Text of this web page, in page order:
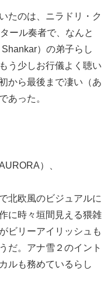
たのは、ニラドリ・ク
ール奏者で、なんと
）の弟子らし
う少しお行儀よく聴い
から最後まで凄い（あ
あった。
）、
北欧風のビジュアルに
に時々垣間見える猥雑
ビリーアイリッシュも
だ。アナ雪２のイント
ルも務めているらし